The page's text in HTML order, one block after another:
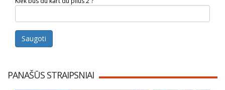
Saugoti
PANAŠŪS STRAIPSNIAI